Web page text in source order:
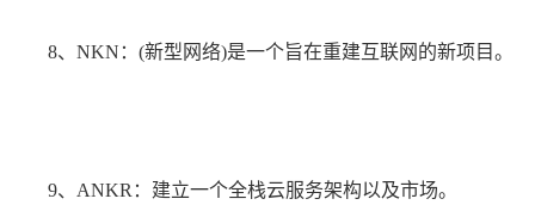
8、NKN：(新型网络)是一个旨在重建互联网的新项目。
9、ANKR：建立一个全栈云服务架构以及市场。